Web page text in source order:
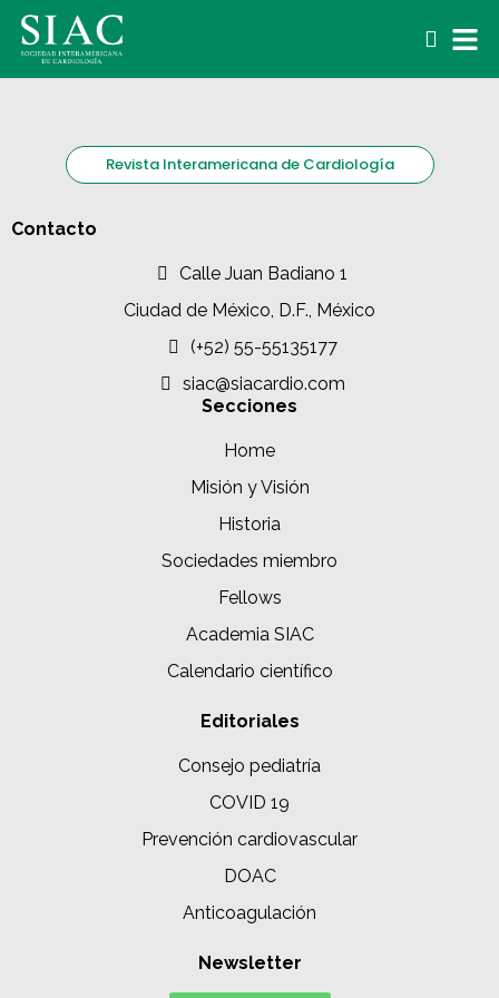
Revista Interamericana de Cardiología
Contacto
Calle Juan Badiano 1
Ciudad de México, D.F., México
(+52) 55-55135177
siac@siacardio.com
Secciones
Home
Misión y Visión
Historia
Sociedades miembro
Fellows
Academia SIAC
Calendario científico
Editoriales
Consejo pediatría
COVID 19
Prevención cardiovascular
DOAC
Anticoagulación
Newsletter